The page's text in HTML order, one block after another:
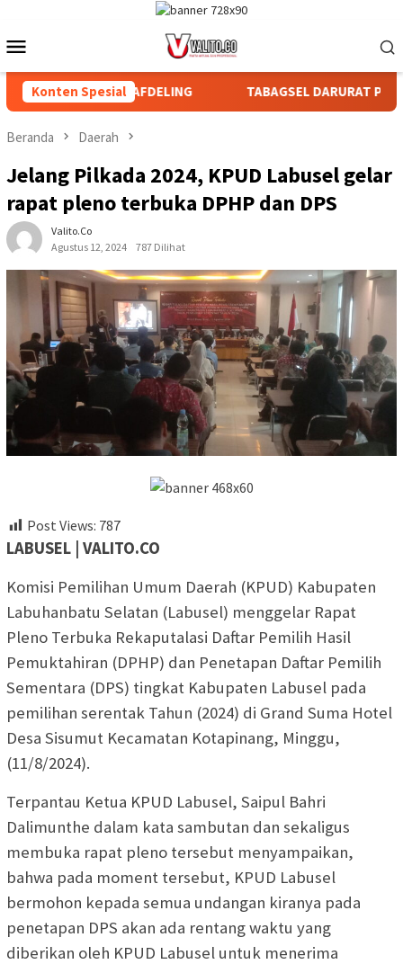
konten
Mobile
Konten Spesial
DAN AFDELING TABAGSEL DARURAT
Beranda Daerah
Jelang Pilkada 2024, KPUD Labusel gelar
rapat pleno terbuka DPHP dan DPS
Valito.co
Agustus 12, 2024
787 Dilihat
Post Views: 787
LABUSEL | VALITO.CO
Komisi Pemilihan Umum Daerah (KPUD) Kabupaten
Labuhanbatu Selatan (Labusel) menggelar Rapat
Pleno Terbuka Rekaputalasi Daftar Pemilih Hasil
Pemuktahiran (DPHP) dan Penetapan Daftar Pemilih
Sementara (DPS) tingkat Kabupaten Labusel pada
pemilihan serentak Tahun (2024) di Grand Suma Hotel
Desa Sisumut Kecamatan Kotapinang, Minggu,
(11/8/2024).
Terpantau Ketua KPUD Labusel, Saipul Bahri
Dalimunthe dalam kata sambutan dan sekaligus
membuka rapat pleno tersebut menyampaikan,
bahwa pada moment tersebut, KPUD Labusel
bermohon kepada semua undangan kiranya pada
penetapan DPS akan ada rentang waktu yang
diberikan oleh KPUD Labusel untuk menerima